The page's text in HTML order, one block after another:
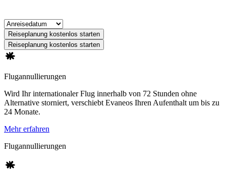
Reiseplanung kostenlos starten
Reiseplanung kostenlos starten
Flugannullierungen
Wird Ihr internationaler Flug innerhalb von 72 Stunden ohne
Alternative storniert, verschiebt Evaneos Ihren Aufenthalt um bis zu
24 Monate.
Mehr erfahren
Flugannullierungen